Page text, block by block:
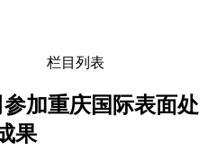
栏目列表
加重庆国际表面处
果